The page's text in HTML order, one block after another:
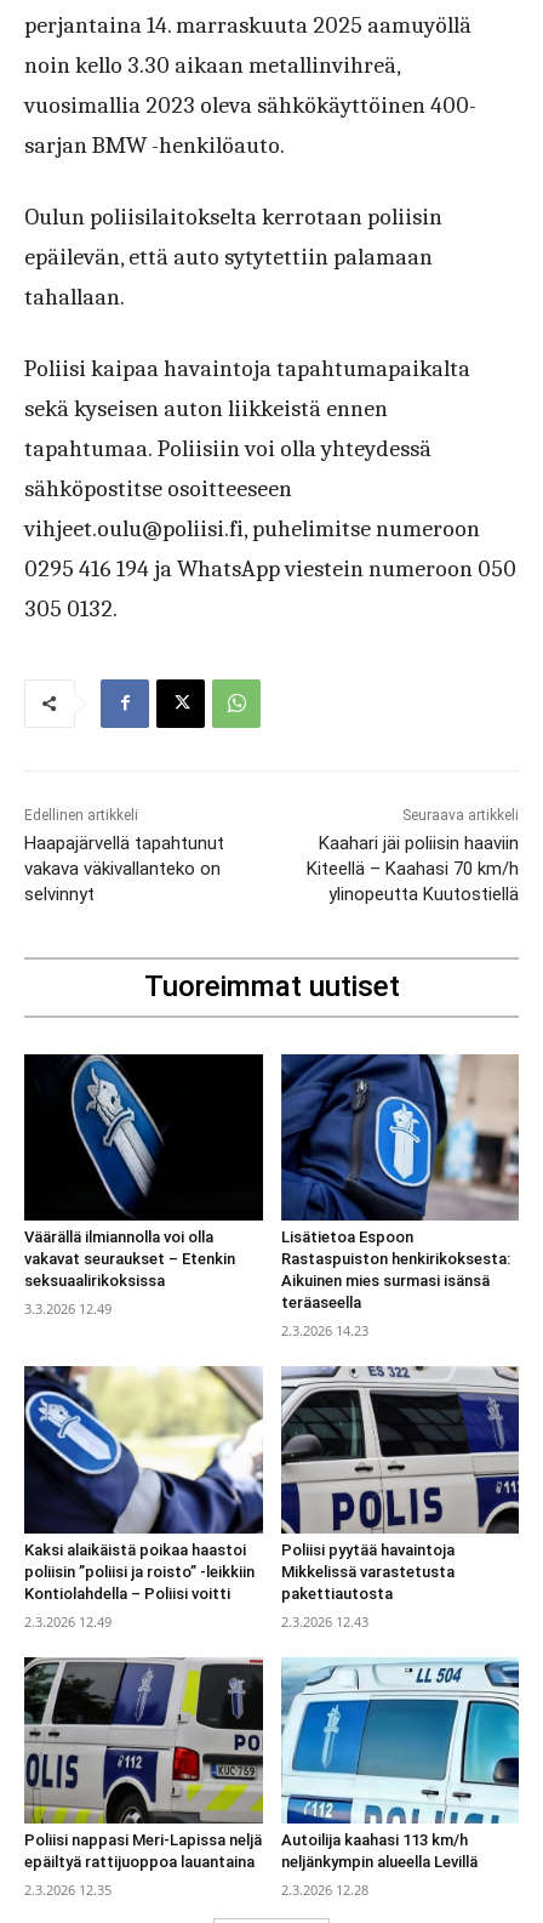
perjantaina 14. marraskuuta 2025 aamuyöllä
noin kello 3.30 aikaan metallinvihreä,
vuosimallia 2023 oleva sähkökäyttöinen 400-
sarjan BMW -henkilöauto.
Oulun poliisilaitokselta kerrotaan poliisin
epäilevän, että auto sytytettiin palamaan
tahallaan.
Poliisi kaipaa havaintoja tapahtumapaikalta
sekä kyseisen auton liikkeistä ennen
tapahtumaa. Poliisiin voi olla yhteydessä
sähköpostitse osoitteeseen
vihjeet.oulu@poliisi.fi, puhelimitse numeroon
0295 416 194 ja WhatsApp viestein numeroon 050
305 0132.
Edellinen artikkeli
Haapajärvellä tapahtunut
vakava väkivallanteko on
selvinnyt
Seuraava artikkeli
Kaahari jäi poliisin haaviin
Kiteellä – Kaahasi 70 km/h
ylinopeutta Kuutostiellä
Tuoreimmat uutiset
Väärällä ilmiannolla voi olla
vakavat seuraukset – Etenkin
seksuaalirikoksissa
3.3.2026 12.49
Lisätietoa Espoon
Rastaspuiston henkirikoksesta:
Aikuinen mies surmasi isänsä
teräaseella
2.3.2026 14.23
Kaksi alaikäistä poikaa haastoi
poliisin ”poliisi ja roisto” -leikkiin
Kontiolahdella – Poliisi voitti
2.3.2026 12.49
Poliisi pyytää havaintoja
Mikkelissä varastetusta
pakettiautosta
2.3.2026 12.43
Poliisi nappasi Meri-Lapissa neljä
epäiltyä rattijuoppoa lauantaina
2.3.2026 12.35
Autoilija kaahasi 113 km/h
neljänkympin alueella Levillä
2.3.2026 12.28